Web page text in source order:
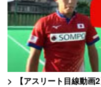
【アスリート目線動